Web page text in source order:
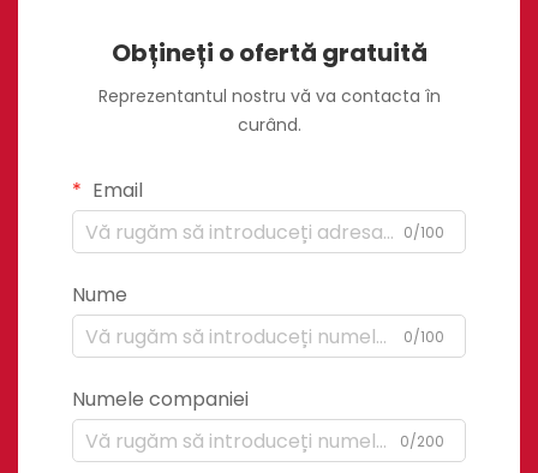
Obțineți o ofertă gratuită
Reprezentantul nostru vă va contacta în
curând.
Email
0/100
Nume
0/100
Numele companiei
0/200